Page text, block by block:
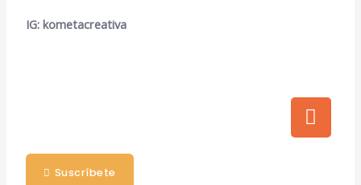
IG: kometacreativa
Suscríbete